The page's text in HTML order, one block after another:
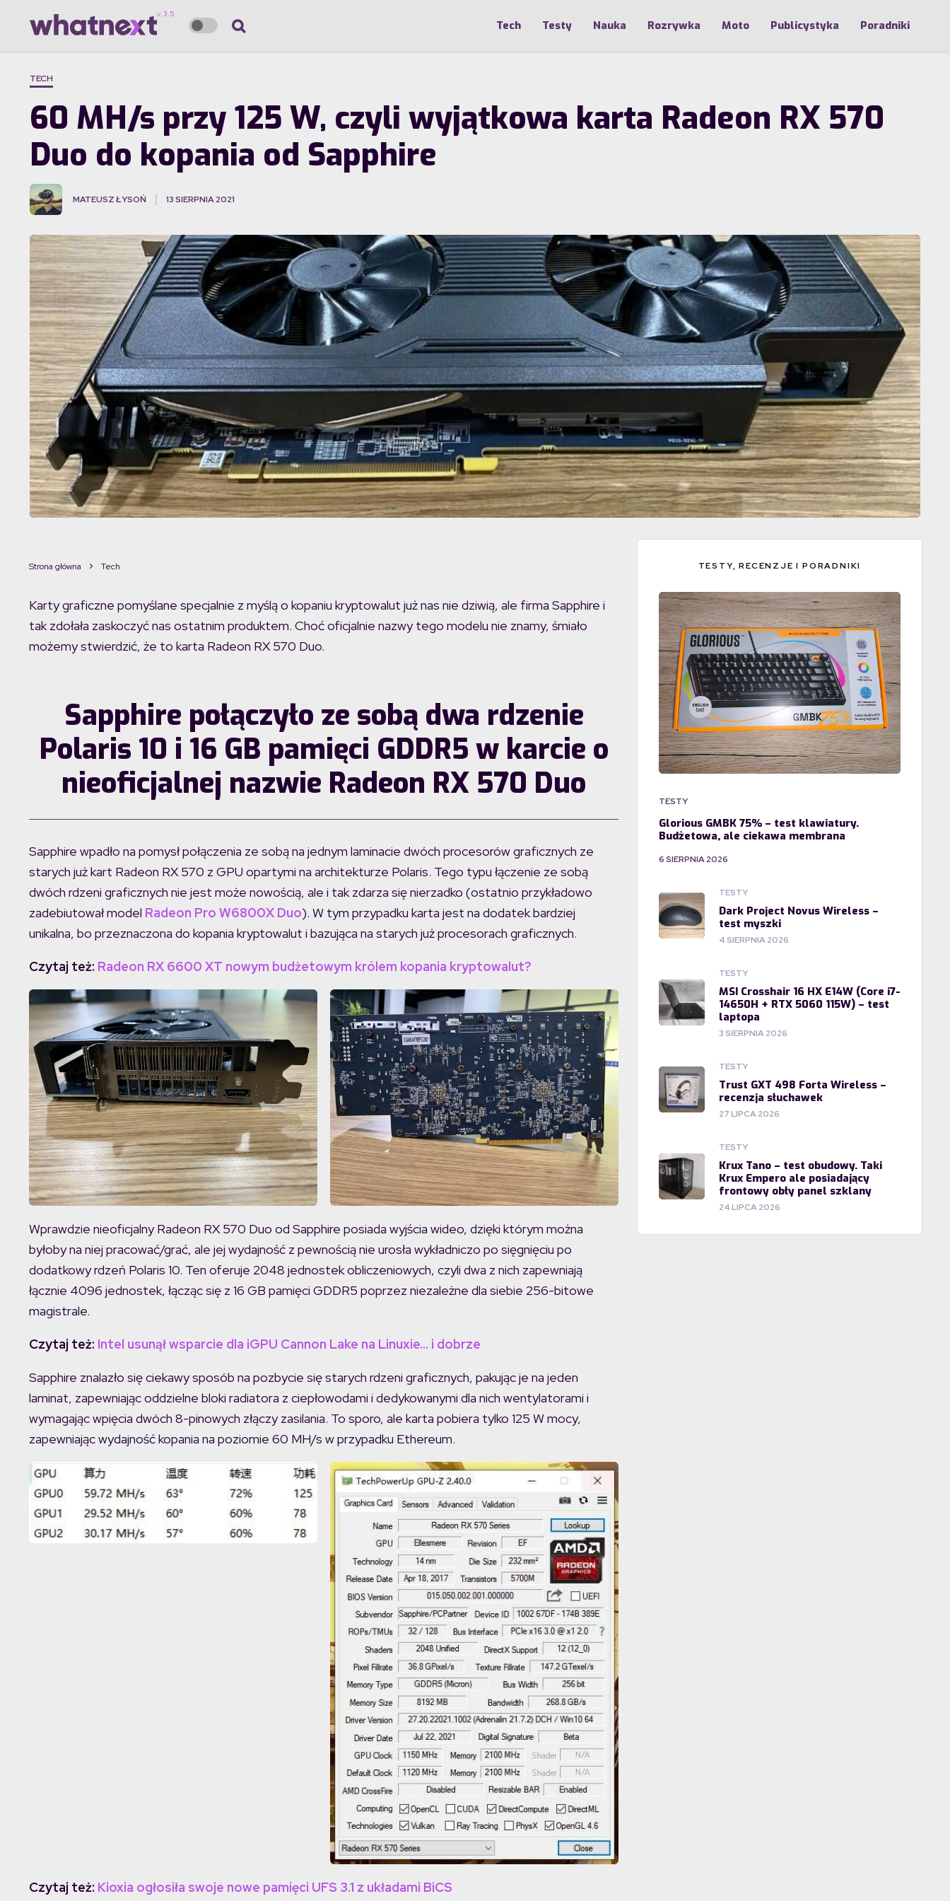
Tech Testy Nauka Rozrywka Moto Publicystyka Poradniki
TECH
60 MH/s przy 125 W, czyli wyjątkowa karta Radeon RX 570
Duo do kopania od Sapphire
MATEUSZ ŁYSOŃ 13 SIERPNIA 2021
Strona główna Tech
Karty graficzne pomyślane specjalnie z myślą o kopaniu kryptowalut już nas nie dziwią, ale firma Sapphire i
tak zdołała zaskoczyć nas ostatnim produktem. Choć oficjalnie nazwy tego modelu nie znamy, śmiało
możemy stwierdzić, że to karta Radeon RX 570 Duo.
Sapphire połączyło ze sobą dwa rdzenie
Polaris 10 i 16 GB pamięci GDDR5 w karcie o
nieoficjalnej nazwie Radeon RX 570 Duo
Sapphire wpadło na pomysł połączenia ze sobą na jednym laminacie dwóch procesorów graficznych ze
starych już kart Radeon RX 570 z GPU opartymi na architekturze Polaris. Tego typu łączenie ze sobą
dwóch rdzeni graficznych nie jest może nowością, ale i tak zdarza się nierzadko (ostatnio przykładowo
zadebiutował model Radeon Pro W6800X Duo). W tym przypadku karta jest na dodatek bardziej
unikalna, bo przeznaczona do kopania kryptowalut i bazująca na starych już procesorach graficznych.
Czytaj też: Radeon RX 6600 XT nowym budżetowym królem kopania kryptowalut?
Wprawdzie nieoficjalny Radeon RX 570 Duo od Sapphire posiada wyjścia wideo, dzięki którym można
byłoby na niej pracować/grać, ale jej wydajność z pewnością nie urosła wykładniczo po sięgnięciu po
dodatkowy rdzeń Polaris 10. Ten oferuje 2048 jednostek obliczeniowych, czyli dwa z nich zapewniają
łącznie 4096 jednostek, łącząc się z 16 GB pamięci GDDR5 poprzez niezależne dla siebie 256-bitowe
magistrale.
Czytaj też: Intel usunął wsparcie dla iGPU Cannon Lake na Linuxie… i dobrze
Sapphire znalazło się ciekawy sposób na pozbycie się starych rdzeni graficznych, pakując je na jeden
laminat, zapewniając oddzielne bloki radiatora z ciepłowodami i dedykowanymi dla nich wentylatorami i
wymagając wpięcia dwóch 8-pinowych złączy zasilania. To sporo, ale karta pobiera tylko 125 W mocy,
zapewniając wydajność kopania na poziomie 60 MH/s w przypadku Ethereum.
Czytaj też: Kioxia ogłosiła swoje nowe pamięci UFS 3.1 z układami BiCS
TESTY, RECENZJE I PORADNIKI
TESTY
Glorious GMBK 75% – test klawiatury.
Budżetowa, ale ciekawa membrana
6 SIERPNIA 2026
TESTY
Dark Project Novus Wireless –
test myszki
4 SIERPNIA 2026
TESTY
MSI Crosshair 16 HX E14W (Core i7-
14650H + RTX 5060 115W) – test
laptopa
3 SIERPNIA 2026
TESTY
Trust GXT 498 Forta Wireless –
recenzja słuchawek
27 LIPCA 2026
TESTY
Krux Tano – test obudowy. Taki
Krux Empero ale posiadający
frontowy obły panel szklany
24 LIPCA 2026